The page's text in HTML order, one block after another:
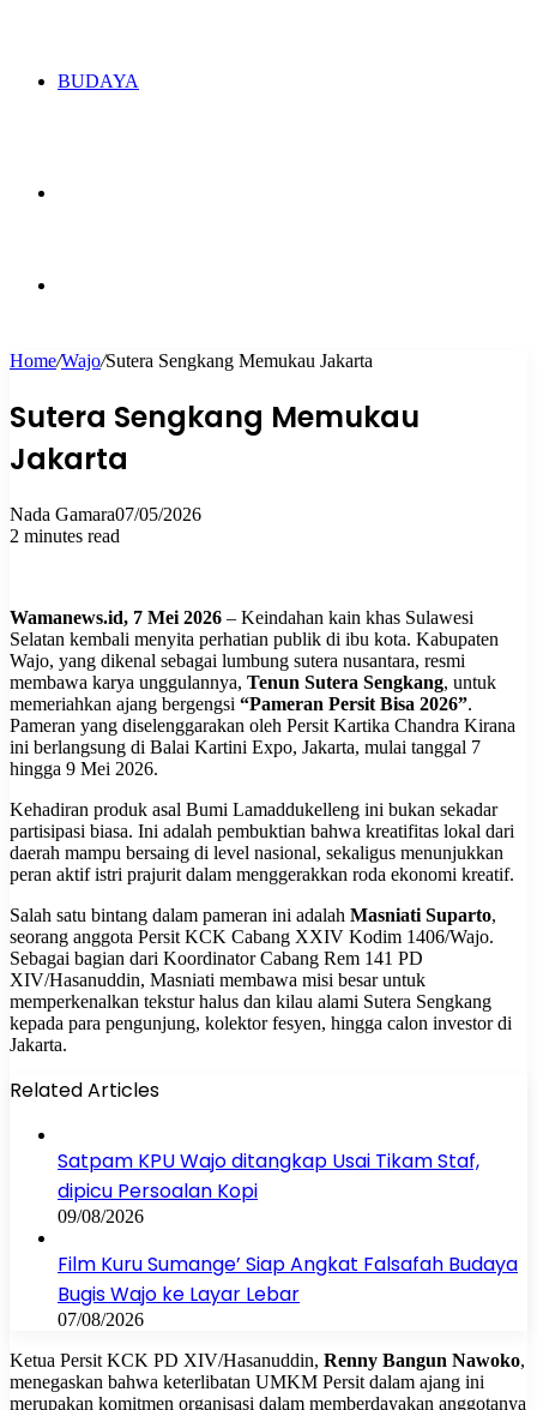
BUDAYA
for
Home/Wajo/Sutera Sengkang Memukau Jakarta
Sutera Sengkang Memukau
Jakarta
Nada Gamara07/05/2026
2 minutes read
Wamanews.id, 7 Mei 2026 – Keindahan kain khas Sulawesi
Selatan kembali menyita perhatian publik di ibu kota. Kabupaten
Wajo, yang dikenal sebagai lumbung sutera nusantara, resmi
membawa karya unggulannya, Tenun Sutera Sengkang, untuk
memeriahkan ajang bergengsi “Pameran Persit Bisa 2026”.
Pameran yang diselenggarakan oleh Persit Kartika Chandra Kirana
ini berlangsung di Balai Kartini Expo, Jakarta, mulai tanggal 7
hingga 9 Mei 2026.
Kehadiran produk asal Bumi Lamaddukelleng ini bukan sekadar
partisipasi biasa. Ini adalah pembuktian bahwa kreatifitas lokal dari
daerah mampu bersaing di level nasional, sekaligus menunjukkan
peran aktif istri prajurit dalam menggerakkan roda ekonomi kreatif.
Salah satu bintang dalam pameran ini adalah Masniati Suparto,
seorang anggota Persit KCK Cabang XXIV Kodim 1406/Wajo.
Sebagai bagian dari Koordinator Cabang Rem 141 PD
XIV/Hasanuddin, Masniati membawa misi besar untuk
memperkenalkan tekstur halus dan kilau alami Sutera Sengkang
kepada para pengunjung, kolektor fesyen, hingga calon investor di
Jakarta.
Related Articles
Satpam KPU Wajo ditangkap Usai Tikam Staf,
dipicu Persoalan Kopi
09/08/2026
Film Kuru Sumange’ Siap Angkat Falsafah Budaya
Bugis Wajo ke Layar Lebar
07/08/2026
Ketua Persit KCK PD XIV/Hasanuddin, Renny Bangun Nawoko,
menegaskan bahwa keterlibatan UMKM Persit dalam ajang ini
merupakan komitmen organisasi dalam memberdayakan anggotanya